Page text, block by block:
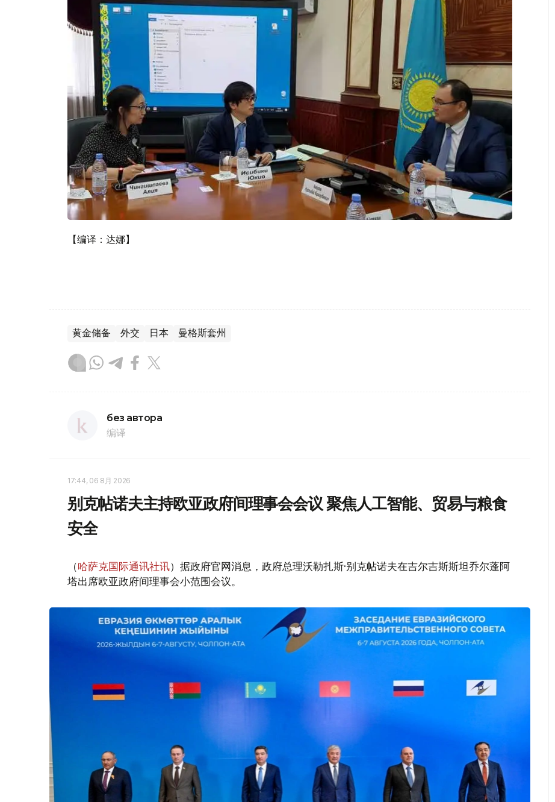
【编译：达娜】
黄金储备 外交 日本 曼格斯套州
без автора
编译
17:44, 06 8月 2026
别克帖诺夫主持欧亚政府间理事会会议 聚焦人工智能、贸易与粮食
安全
（哈萨克国际通讯社讯）据政府官网消息，政府总理沃勒扎斯·别克帖诺夫在吉尔吉斯斯坦乔尔蓬阿
塔出席欧亚政府间理事会小范围会议。